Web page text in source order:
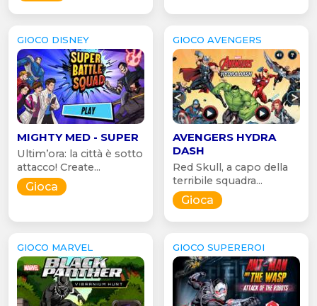
GIOCO DISNEY
MIGHTY MED - SUPER
Ultim’ora: la città è sotto
attacco! Create...
Gioca
GIOCO AVENGERS
AVENGERS HYDRA
DASH
Red Skull, a capo della
terribile squadra...
Gioca
GIOCO MARVEL GIOCO SUPEREROI